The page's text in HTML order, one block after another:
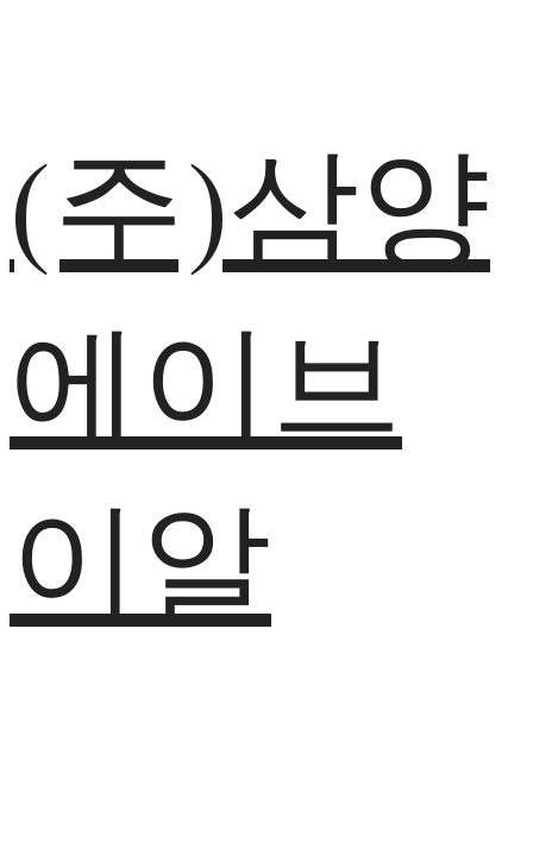
(주)삼양
에이브
이알